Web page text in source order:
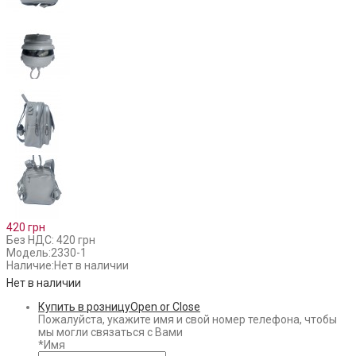
420 грн
Без НДС: 420 грн
Модель:2330-1
Наличие:Нет в наличии
Нет в наличии
Купить в розницуOpen or Close
Пожалуйста, укажите имя и свой номер телефона, чтобы
мы могли связаться с Вами
*Имя